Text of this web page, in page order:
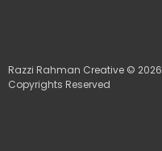
Razzi Rahman Creative © 2026
Copyrights Reserved